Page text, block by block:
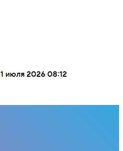
1 июля 2026 08:12